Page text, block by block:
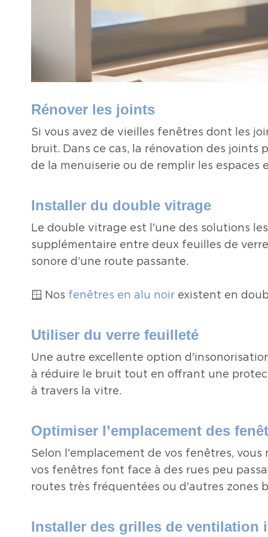
Rénover les joints
Si vous avez de vieilles fenêtres dont les
bruit. Dans ce cas, la rénovation des
de la menuiserie ou de remplir les espaces
Installer du double vitrage
Le double vitrage est l'une des solutions
supplémentaire entre deux feuilles de
sonore d’une route passante.
🪟 Nos fenêtres en alu noir existent en
Utiliser du verre feuilleté
Une autre excellente option
à réduire le bruit tout en offrant une
à travers la vitre.
Optimiser l’emplacement des
Selon l'emplacement de vos fenêtres,
vos fenêtres font face à des rues peu
routes très fréquentées ou d'autres zones
Installer des grilles de ventilation